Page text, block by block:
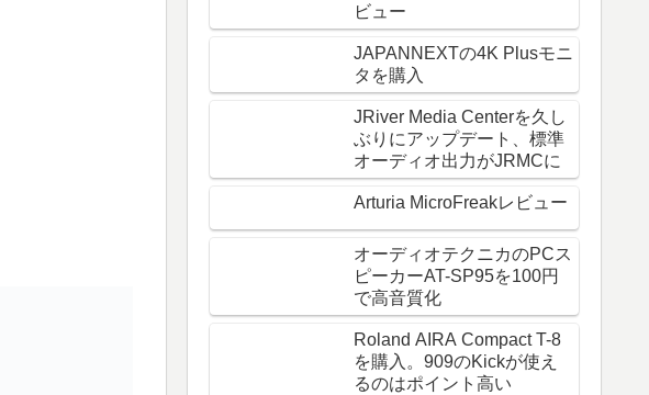
ビュー
JAPANNEXTの4K Plusモニ
タを購入
JRiver Media Centerを久し
ぶりにアップデート、標準
オーディオ出力がJRMCに
Arturia MicroFreakレビュー
オーディオテクニカのPCス
ピーカーAT-SP95を100円
で高音質化
Roland AIRA Compact T-8
を購入。909のKickが使え
るのはポイント高い